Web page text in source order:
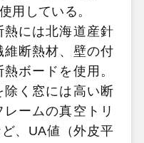
用している。
には北海道産針
断熱材、壁の付
ボードを使用。
除く窓には高い断
ームの真空トリ
、UA値（外皮平